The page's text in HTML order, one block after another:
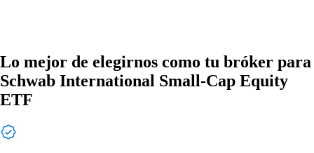
Lo mejor de elegirnos como tu bróker para
Schwab International Small-Cap Equity
ETF